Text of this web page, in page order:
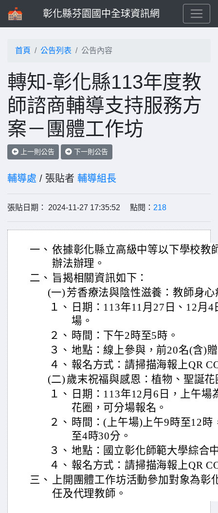
彰化縣芬園國中全球資訊網
首頁 公告列表 公告內容
轉知-彰化縣113年度教
師諮商輔導支持服務方
案－團體工作坊
上一則公告 下一則公告
輔導處 / 張貼者 輔導組長
張貼日期： 2024-11-27 17:35:52 點閱： 218
一、 依據彰化縣立高級中等以下學校教
辦法辦理。
二、 旨揭相關資訊如下：
(一) 芳香療法與陰性滋養：教師身
１、
日期：113年11月27日、12月
場。
２、 時間：下午2時至5時。
３、 地點：線上參與，前20名(含)
４、 報名方式：請掃描海報上QR
(二) 歲末祝福與感恩：植物、聖誕
１、
日期：113年12月6日，上午場
花圈，可分場報名。
２、 時間：(上午場)上午9時至12
至4時30分。
３、 地點：國立彰化師範大學綜合
４、 報名方式：請掃描海報上QR
三、
上開團體工作坊活動參加對象為彰
任及代理教師。